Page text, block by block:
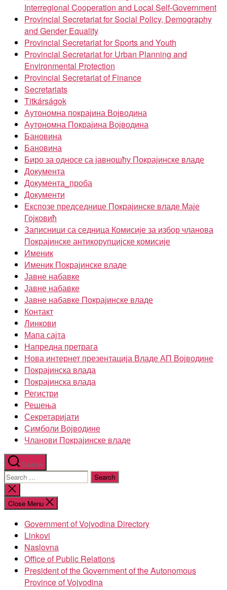
Interregional Cooperation and Local Self-Government
Provincial Secretariat for Social Policy, Demography
and Gender Equality
Provincial Secretariat for Sports and Youth
Provincial Secretariat for Urban Planning and
Environmental Protection
Provincial Secretariat of Finance
Secretariats
Titkárságok
Аутономна покрајина Војводина
Аутономна Покрајина Војводина
Бановина
Бановина
Биро за односе са јавношћу Покрајинске владе
Документа
Документа_проба
Документи
Експозе председнице Покрајинске владе Маје
Гојковић
Записници са седница Комисије за избор чланова
Покрајинске антикорупцијске комисије
Именик
Именик Покрајинске владе
Јавне набавке
Јавне набавке
Јавне набавке Покрајинске владе
Контакт
Линкови
Мапа сајта
Напредна претрага
Нова интернет презентација Владе АП Војводине
Покрајинска влада
Покрајинска влада
Регистри
Решења
Секретаријати
Симболи Војводине
Чланови Покрајинске владе
Search
Search
for:
Close
search
Close Menu
Government of Vojvodina Directory
Linkovi
Naslovna
Office of Public Relations
President of the Government of the Autonomous
Province of Vojvodina